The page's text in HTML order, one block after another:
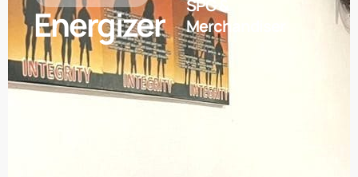
Energizer
SPG &
Merchandiser